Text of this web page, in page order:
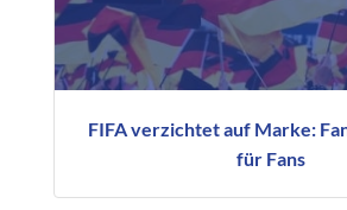
FIFA verzichtet auf Marke:
für Fans